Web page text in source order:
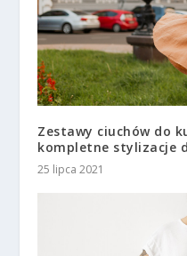
Zestawy ciuchów do
kompletne stylizacje
25 lipca 2021